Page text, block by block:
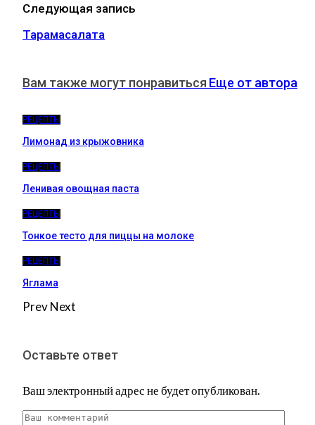
Следующая запись
Тарамасалата
Вам также могут понравиться Еще от автора
РЕЦЕПТЫ
Лимонад из крыжовника
РЕЦЕПТЫ
Ленивая овощная паста
РЕЦЕПТЫ
Тонкое тесто для пиццы на молоке
РЕЦЕПТЫ
Яглама
PrevNext
Оставьте ответ
Ваш электронный адрес не будет опубликован.